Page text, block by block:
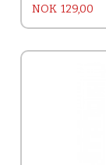
Pris
NOK 129,00